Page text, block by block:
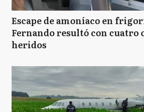
Escape de amoníaco en
Fernando resultó con cuatro
heridos